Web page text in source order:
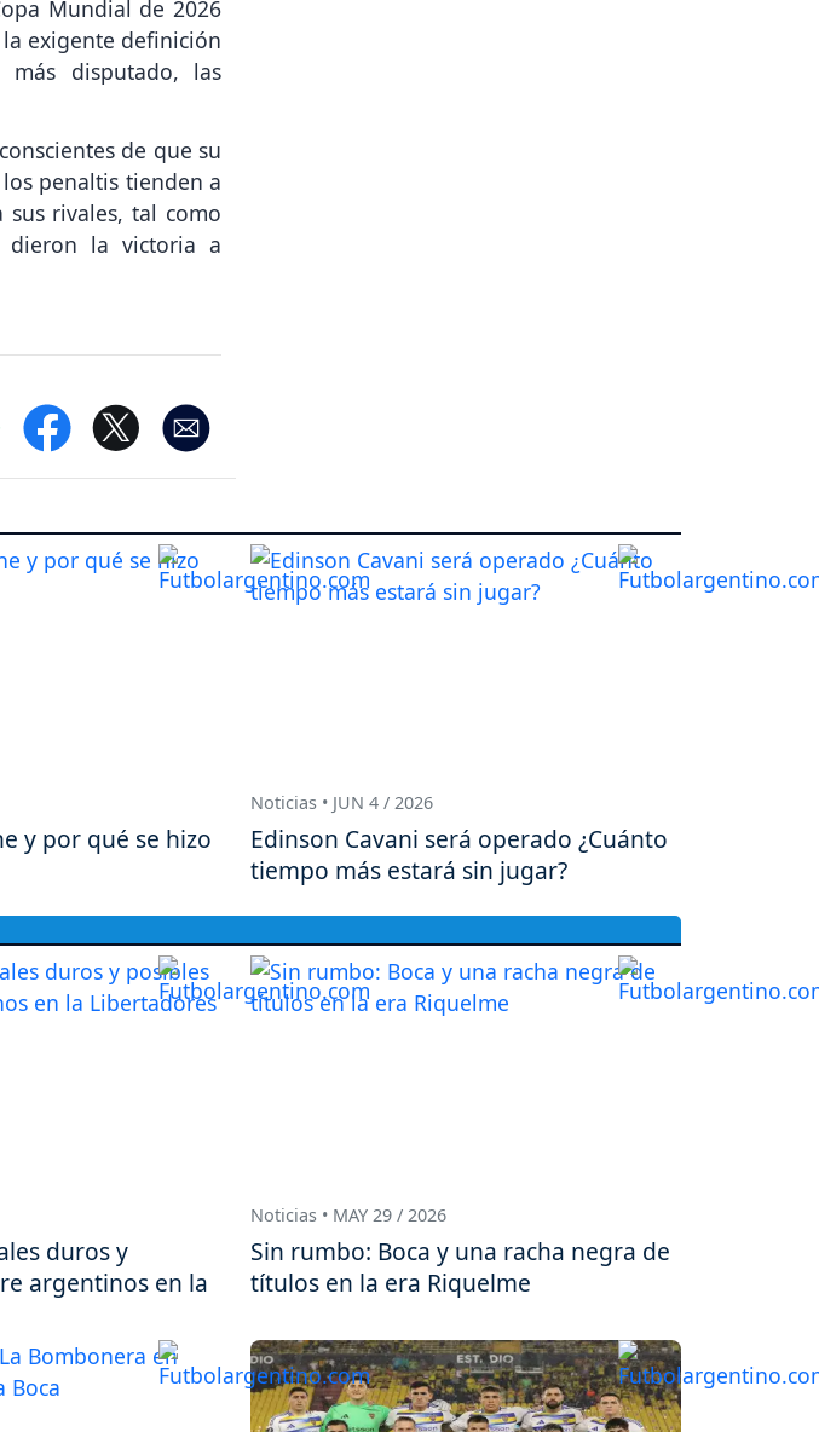
Mundial de 2026
exigente definición
disputado, las
de que su
penaltis tienden a
sus rivales, tal como
dieron la victoria a
y por qué se hizo
Noticias • JUN 4 / 2026
Edinson Cavani será operado ¿Cuánto
tiempo más estará sin jugar?
duros y
argentinos en la
Noticias • MAY 29 / 2026
Sin rumbo: Boca y una racha negra de
títulos en la era Riquelme